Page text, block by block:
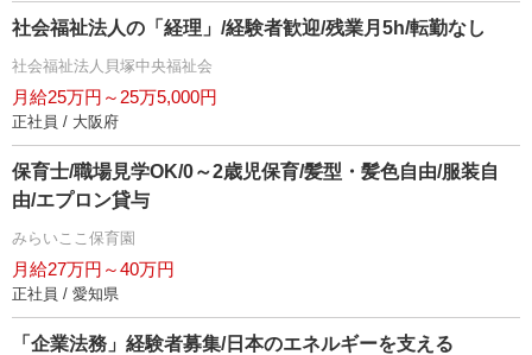
社会福祉法人の「経理」/経験者歓迎/残業月5h/転勤なし
社会福祉法人貝塚中央福祉会
月給25万円～25万5,000円
正社員 / 大阪府
保育士/職場見学OK/0～2歳児保育/髪型・髪色自由/服装自
由/エプロン貸与
みらいここ保育園
月給27万円～40万円
正社員 / 愛知県
「企業法務」経験者募集/日本のエネルギーを支える